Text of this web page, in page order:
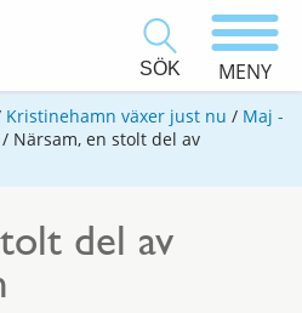
SÖK MENY
Kristinehamn växer just nu / Maj -
/ Närsam, en stolt del av
del av